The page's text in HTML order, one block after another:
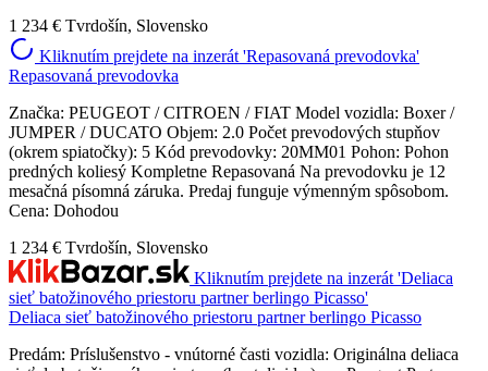
1 234 € Tvrdošín, Slovensko
Kliknutím prejdete na inzerát 'Repasovaná prevodovka'
Repasovaná prevodovka
Značka: PEUGEOT / CITROEN / FIAT Model vozidla: Boxer /
JUMPER / DUCATO Objem: 2.0 Počet prevodových stupňov
(okrem spiatočky): 5 Kód prevodovky: 20MM01 Pohon: Pohon
predných koliesý Kompletne Repasovaná Na prevodovku je 12
mesačná písomná záruka. Predaj funguje výmenným spôsobom.
Cena: Dohodou
1 234 € Tvrdošín, Slovensko
Kliknutím prejdete na inzerát 'Deliaca
sieť batožinového priestoru partner berlingo Picasso'
Deliaca sieť batožinového priestoru partner berlingo Picasso
Predám: Príslušenstvo - vnútorné časti vozidla: Originálna deliaca